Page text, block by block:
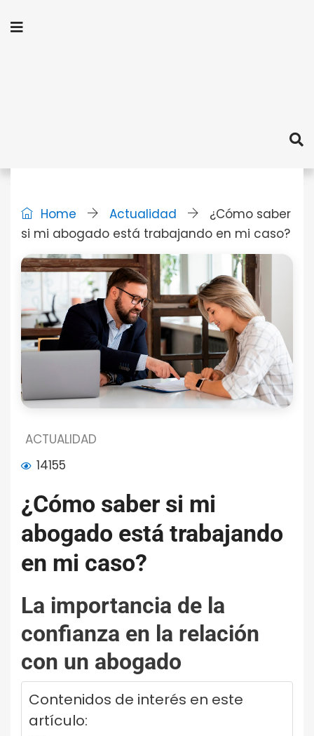
Home Actualidad
¿Cómo saber
si mi abogado está trabajando en mi caso?
ACTUALIDAD
14155
¿Cómo saber si mi
abogado está trabajando
en mi caso?
La importancia de la
confianza en la relación
con un abogado
Contenidos de interés en este
artículo: